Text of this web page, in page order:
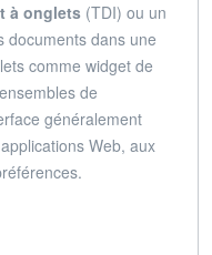
à onglets (TDI) ou un
documents dans une
comme widget de
de
généralement
Web, aux